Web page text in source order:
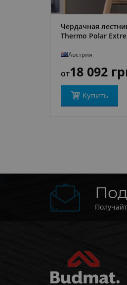
Чердачная
Thermo Polar
Австрия
от18 092
Купить